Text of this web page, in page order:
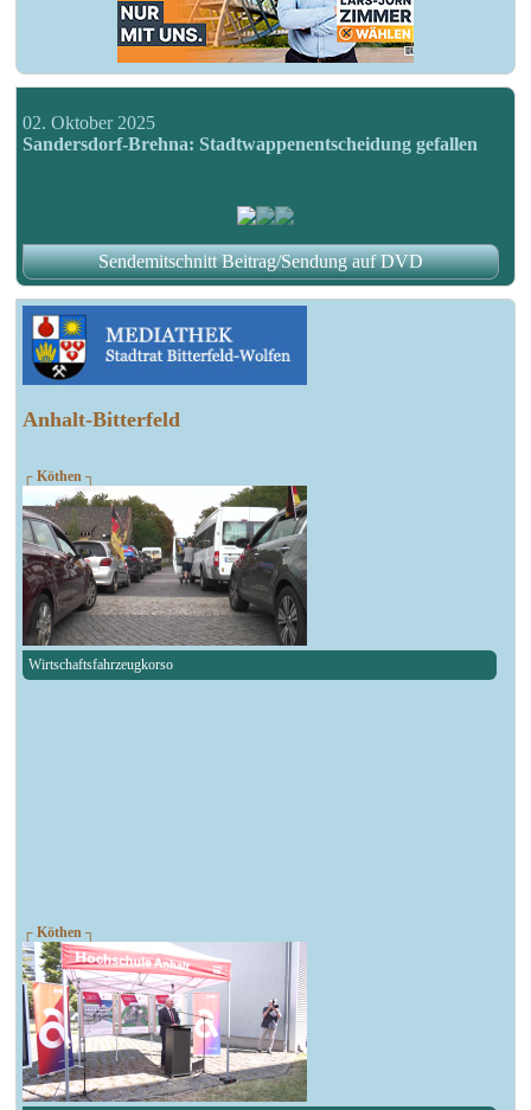
Anhalt-Bitterfeld
┌ Köthen ┐
Wirtschaftsfahrzeugkorso
┌ Köthen ┐
02. Oktober 2025
Sandersdorf-Brehna: Stadtwappenentscheidung gefallen
Sendemitschnitt Beitrag/Sendung auf DVD